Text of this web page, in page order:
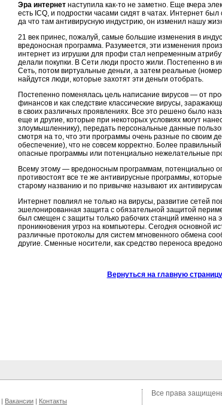
Эра интернет наступила как-то не заметно. Еще вчера
есть ICQ, и подростки часами сидят в чатах. Интернет
да что там антивирусную индустрию, он изменил нашу
21 век принес, пожалуй, самые большие изменения в
вредоносная программа. Разумеется, эти изменения
интернет из игрушки для профи стал непременным
делали покупки. В Сети люди просто жили. Постепенно в
Сеть, потом виртуальные деньги, а затем реальные
найдутся люди, которые захотят эти деньги отобрать.
Постепенно поменялась цель написание вирусов — от
финансов и как следствие классические вирусы,
в своих различных проявлениях. Все это решено было
еще и другие, которые при некоторых условиях могут
злоумышленнику), передать персональные данные
смотря на то, что эти программы очень разные по своим
обеспечение), что не совсем корректно. Более
опасные программы или потенциально нежелательные
Всему этому — вредоносным программам, потенциально
противостоят все те же антивирусные программы,
старому названию и по привычке называют их
Интернет повлиял не только на вирусы, развитие сетей
эшелонированная защита с обязательной защитой
был смещен с защиты только рабочих станций именно
проникновения угроз на компьютеры. Сегодня основной
различные протоколы для систем мгновенного обмена
другие. Сменные носители, как средство переноса
Вернуться на главную
| Вакансии | Контакты
Все права